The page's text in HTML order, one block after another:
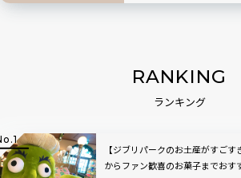
RANKING
ランキング
【ジブリパークのお土産がすご
からファン歓喜のお菓子までおす